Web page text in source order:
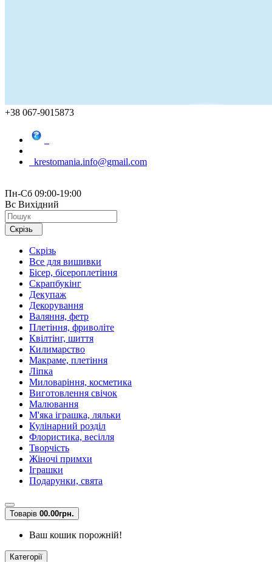
+38 067-9015873
krestomania.info@gmail.com
Пн-Сб 09:00-19:00
Вс Вихідний
Скрізь
Скрізь
Все для вишивки
Бісер, бісероплетіння
Скрапбукінг
Декупаж
Декорування
Валяння, фетр
Плетіння, фриволіте
Квілтінг, шиття
Килимарство
Макраме, плетіння
Ліпка
Миловаріння, косметика
Виготовлення свічок
Малювання
М'яка іграшка, ляльки
Кулінарний розділ
Флористика, весілля
Творчість
Жіночі примхи
Іграшки
Подарунки, свята
Товарів 00.00грн.
Ваш кошик порожній!
Категорії